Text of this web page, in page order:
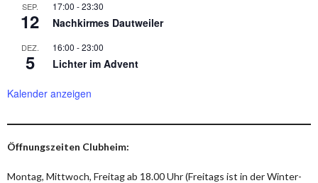
SEP.
12
17:00 -23:30
Nachkirmes Dautweiler
DEZ.
5
16:00 -23:00
Lichter im Advent
Kalender anzeigen
Öffnungszeiten Clubheim:
Montag, Mittwoch, Freitag ab 18.00 Uhr (Freitags ist in der Winter-